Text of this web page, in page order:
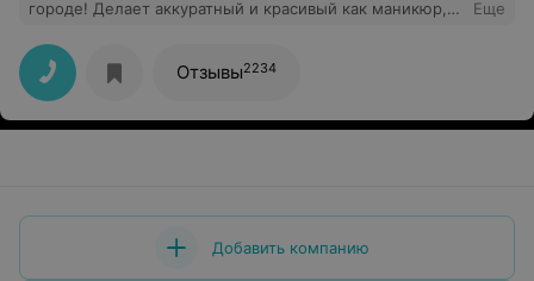
городе! Делает аккуратный и красивый как маникюр,
Еще
Отзывы2234
Добавить компанию